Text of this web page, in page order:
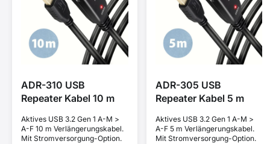
ADR-310 USB
Repeater Kabel 10 m
Aktives USB 3.2 Gen 1 A-M >
A-F 10 m Verlängerungskabel.
Mit Stromversorgung-Option.
ADR-305 USB
Repeater Kabel 5 m
Aktives USB 3.2 Gen 1 A-M >
A-F 5 m Verlängerungskabel.
Mit Stromversorgung-Option.